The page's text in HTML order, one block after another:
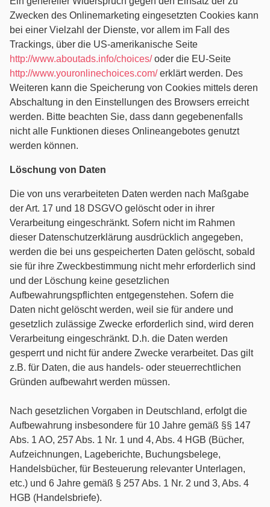
Zwecken des Onlinemarketing eingesetzten Cookies kann
bei einer Vielzahl der Dienste, vor allem im Fall des
Trackings, über die US-amerikanische Seite
http://www.aboutads.info/choices/oder die EU-Seite
http://www.youronlinechoices.com/erklärt werden. Des
Weiteren kann die Speicherung von Cookies mittels deren
Abschaltung in den Einstellungen des Browsers erreicht
werden. Bitte beachten Sie, dass dann gegebenenfalls
nicht alle Funktionen dieses Onlineangebotes genutzt
werden können.
Löschung von Daten
Die von uns verarbeiteten Daten werden nach Maßgabe
der Art. 17 und 18 DSGVO gelöscht oder in ihrer
Verarbeitung eingeschränkt. Sofern nicht im Rahmen
dieser Datenschutzerklärung ausdrücklich angegeben,
werden die bei uns gespeicherten Daten gelöscht, sobald
sie für ihre Zweckbestimmung nicht mehr erforderlich sind
und der Löschung keine gesetzlichen
Aufbewahrungspflichten entgegenstehen. Sofern die
Daten nicht gelöscht werden, weil sie für andere und
gesetzlich zulässige Zwecke erforderlich sind, wird deren
Verarbeitung eingeschränkt. D.h. die Daten werden
gesperrt und nicht für andere Zwecke verarbeitet. Das gilt
z.B. für Daten, die aus handels- oder steuerrechtlichen
Gründen aufbewahrt werden müssen.
Nach gesetzlichen Vorgaben in Deutschland, erfolgt die
Aufbewahrung insbesondere für 10 Jahre gemäß §§ 147
Abs. 1 AO, 257 Abs. 1 Nr. 1 und 4, Abs. 4 HGB (Bücher,
Aufzeichnungen, Lageberichte, Buchungsbelege,
Handelsbücher, für Besteuerung relevanter Unterlagen,
etc.) und 6 Jahre gemäß § 257 Abs. 1 Nr. 2 und 3, Abs. 4
HGB (Handelsbriefe).